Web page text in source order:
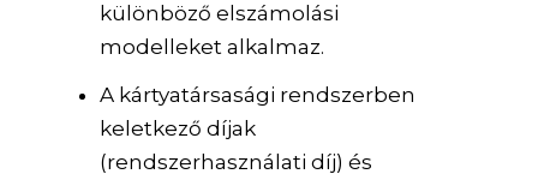
különböző elszámolási
modelleket alkalmaz.
A kártyatársasági rendszerben
keletkező díjak
(rendszerhasználati díj) és